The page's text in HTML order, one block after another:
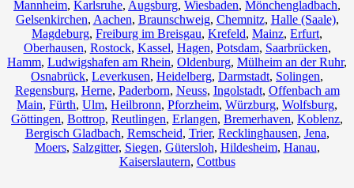
Mannheim, Karlsruhe, Augsburg, Wiesbaden, Mönchengladbach,
Gelsenkirchen, Aachen, Braunschweig, Chemnitz⁠, Halle (Saale),
Magdeburg, Freiburg im Breisgau, Krefeld, Mainz, Erfurt,
Oberhausen, Rostock, Kassel, Hagen, Potsdam, Saarbrücken,
Hamm, Ludwigshafen am Rhein, Oldenburg, Mülheim an der Ruhr,
Osnabrück, Leverkusen, Heidelberg, Darmstadt, Solingen,
Regensburg, Herne, Paderborn, Neuss, Ingolstadt, Offenbach am
Main, Fürth, Ulm, Heilbronn, Pforzheim, Würzburg, Wolfsburg,
Göttingen, Bottrop, Reutlingen, Erlangen, Bremerhaven, Koblenz,
Bergisch Gladbach, Remscheid, Trier, Recklinghausen, Jena,
Moers, Salzgitter, Siegen, Gütersloh, Hildesheim, Hanau,
Kaiserslautern, Cottbus